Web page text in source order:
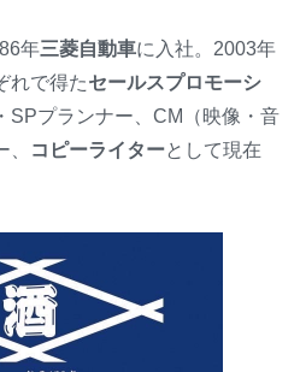
年三菱自動車に入社。2003年
れで得たセールスプロモーシ
SPプランナー、CM（映像・音
コピーライターとして現在